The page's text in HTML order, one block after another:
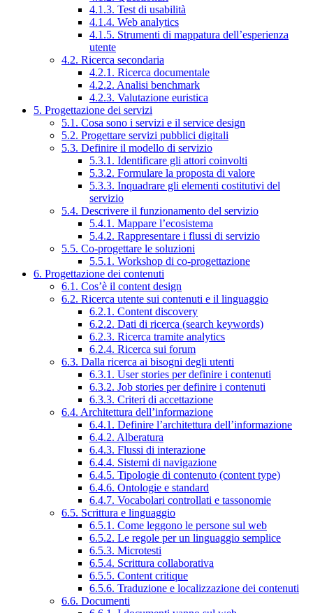
4.1.3. Test di usabilità
4.1.4. Web analytics
4.1.5. Strumenti di mappatura dell’esperienza
utente
4.2. Ricerca secondaria
4.2.1. Ricerca documentale
4.2.2. Analisi benchmark
4.2.3. Valutazione euristica
5. Progettazione dei servizi
5.1. Cosa sono i servizi e il service design
5.2. Progettare servizi pubblici digitali
5.3. Definire il modello di servizio
5.3.1. Identificare gli attori coinvolti
5.3.2. Formulare la proposta di valore
5.3.3. Inquadrare gli elementi costitutivi del
servizio
5.4. Descrivere il funzionamento del servizio
5.4.1. Mappare l’ecosistema
5.4.2. Rappresentare i flussi di servizio
5.5. Co-progettare le soluzioni
5.5.1. Workshop di co-progettazione
6. Progettazione dei contenuti
6.1. Cos’è il content design
6.2. Ricerca utente sui contenuti e il linguaggio
6.2.1. Content discovery
6.2.2. Dati di ricerca (search keywords)
6.2.3. Ricerca tramite analytics
6.2.4. Ricerca sui forum
6.3. Dalla ricerca ai bisogni degli utenti
6.3.1. User stories per definire i contenuti
6.3.2. Job stories per definire i contenuti
6.3.3. Criteri di accettazione
6.4. Architettura dell’informazione
6.4.1. Definire l’architettura dell’informazione
6.4.2. Alberatura
6.4.3. Flussi di interazione
6.4.4. Sistemi di navigazione
6.4.5. Tipologie di contenuto (content type)
6.4.6. Ontologie e standard
6.4.7. Vocabolari controllati e tassonomie
6.5. Scrittura e linguaggio
6.5.1. Come leggono le persone sul web
6.5.2. Le regole per un linguaggio semplice
6.5.3. Microtesti
6.5.4. Scrittura collaborativa
6.5.5. Content critique
6.5.6. Traduzione e localizzazione dei contenuti
6.6. Documenti